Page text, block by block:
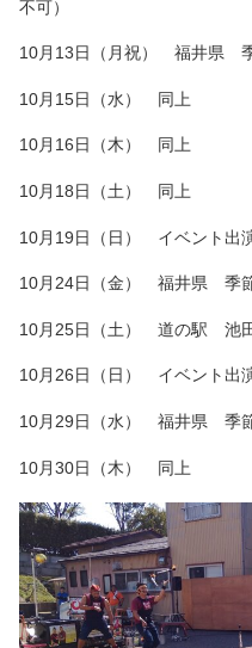
不可）
10月13日（月祝） 福井県
10月15日（水） 同上
10月16日（木） 同上
10月18日（土） 同上
10月19日（日） イベント出
10月24日（金） 福井県 季
10月25日（土） 道の駅 池
10月26日（日） イベント
10月29日（水） 福井県 季
10月30日（木） 同上